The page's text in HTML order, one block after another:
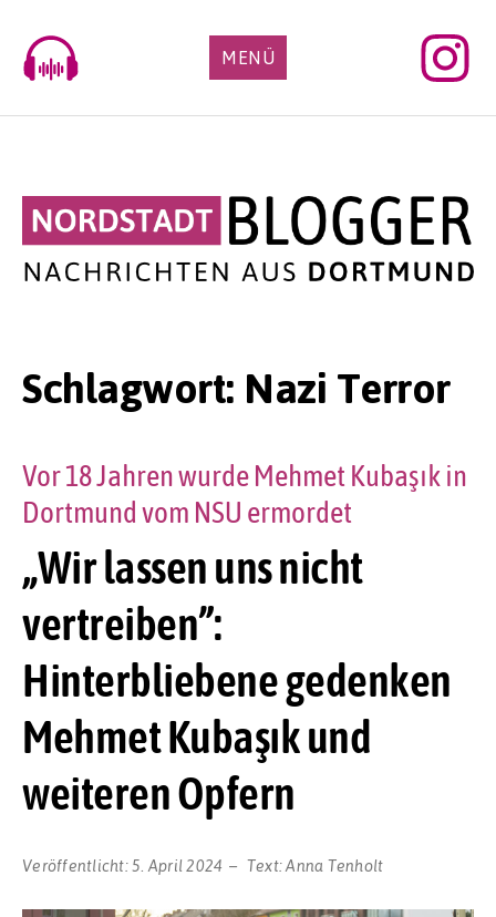
content
MENÜ
Schlagwort: Nazi Terror
„Wir lassen uns nicht
vertreiben”:
Hinterbliebene gedenken
Mehmet Kubaşık und
weiteren Opfern
Vor 18 Jahren wurde Mehmet Kubaşık in
Dortmund vom NSU ermordet
Veröffentlicht:5. April 2024 Text:Anna Tenholt